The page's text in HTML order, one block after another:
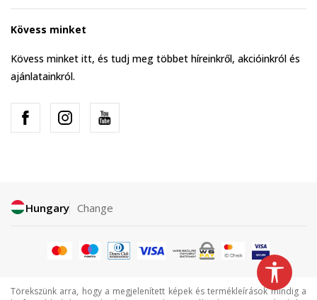
Kövess minket
Kövess minket itt, és tudj meg többet híreinkről, akcióinkról és
ajánlatainkról.
Hungary Change
Törekszünk arra, hogy a megjelenített képek és termékleírások mindig a